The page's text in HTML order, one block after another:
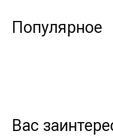
Популярное
Вас